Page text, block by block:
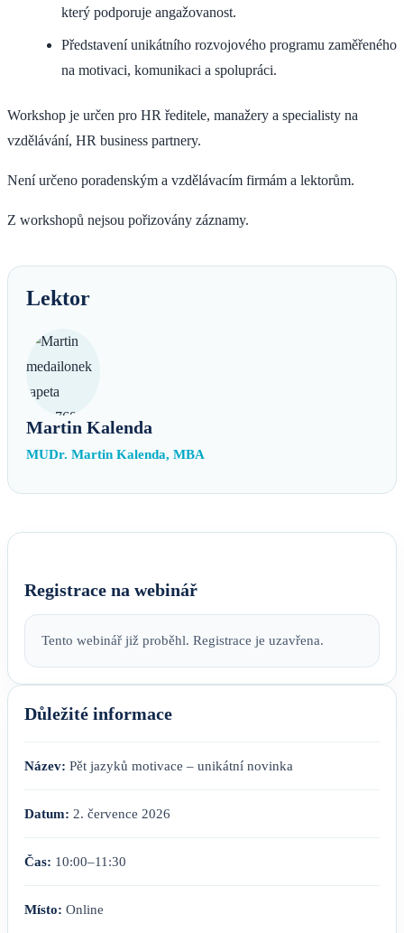
který podporuje angažovanost.
Představení unikátního rozvojového programu zaměřeného
na motivaci, komunikaci a spolupráci.
Workshop je určen pro HR ředitele, manažery a specialisty na
vzdělávání, HR business partnery.
Není určeno poradenským a vzdělávacím firmám a lektorům.
Z workshopů nejsou pořizovány záznamy.
Lektor
Martin Kalenda
MUDr. Martin Kalenda, MBA
Registrace na webinář
Tento webinář již proběhl. Registrace je uzavřena.
Důležité informace
Název: Pět jazyků motivace – unikátní novinka
Datum: 2. července 2026
Čas: 10:00–11:30
Místo: Online